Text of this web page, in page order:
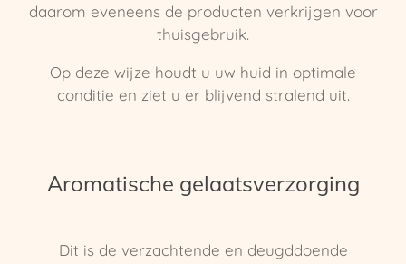
daarom eveneens de producten verkrijgen voor
thuisgebruik.
Op deze wijze houdt u uw huid in optimale
conditie en ziet u er blijvend stralend uit.
Aromatische gelaatsverzorging
Dit is de verzachtende en deugddoende